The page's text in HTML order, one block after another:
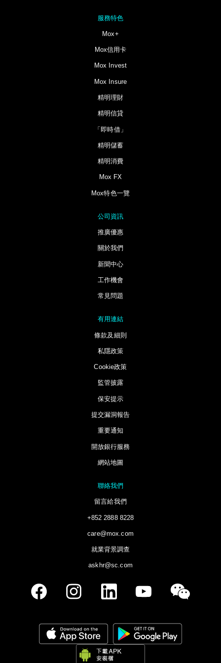
服務特色
Mox+
Mox信用卡
Mox Invest
Mox Insure
精明理財
精明信貸
「即時借」
精明儲蓄
精明消費
Mox FX
Mox特色一覽
公司資訊
推廣優惠
關於我們
新聞中心
工作機會
常見問題
有用連結
條款及細則
私隱政策
Cookie政策
監管披露
保安提示
提交漏洞報告
重要通知
開放銀行服務
網站地圖
聯絡我們
留言給我們
+852 2888 8228
care@mox.com
就業背景調查
askhr@sc.com